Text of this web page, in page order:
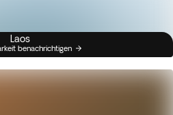
Laos
benachrichtigen